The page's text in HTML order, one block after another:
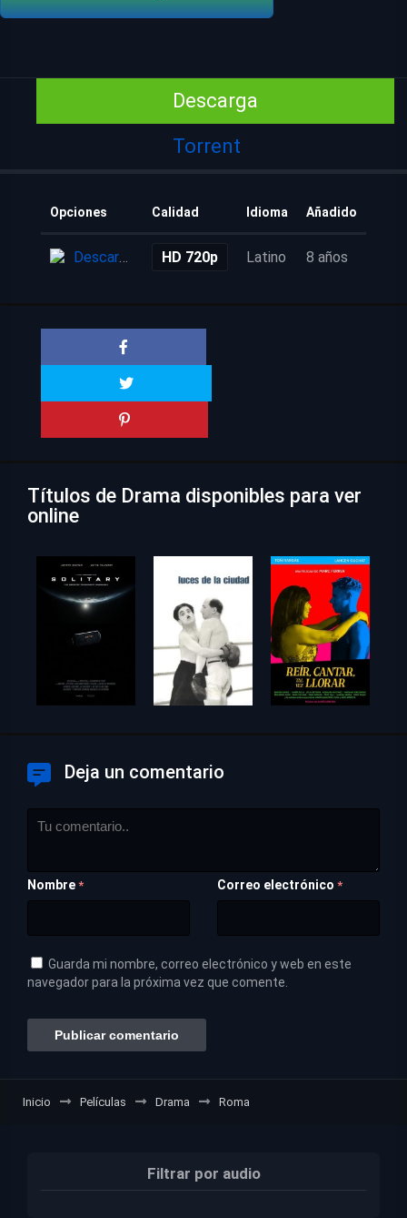
Descarga
Torrent
Opciones Calidad Idioma Añadido
Descarga HD 720p Latino 8 años
Títulos de Drama disponibles para ver
online
Deja un comentario
Nombre * Correo electrónico *
Guarda mi nombre, correo electrónico y web en este
navegador para la próxima vez que comente.
Inicio Películas Drama Roma
Filtrar por audio